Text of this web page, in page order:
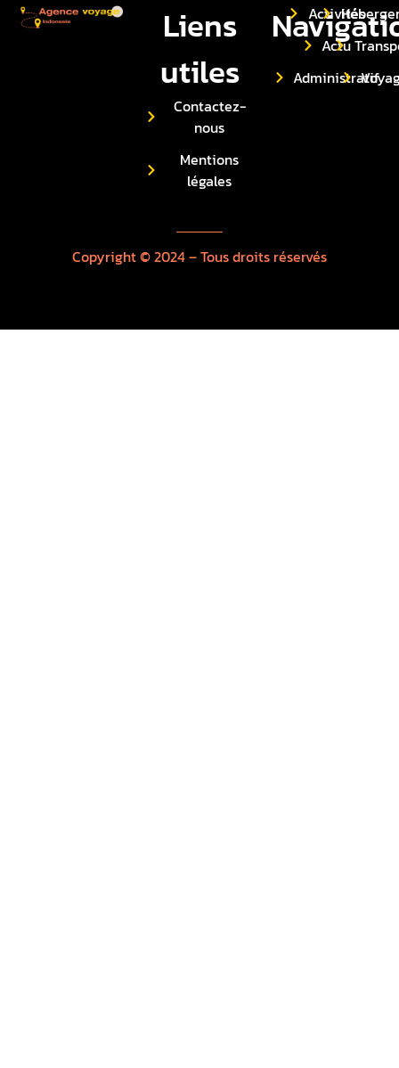
Liens
utiles
Contactez-
nous
Mentions
légales
Activités
Actu
Administratif
Copyright © 2024 – Tous droits réservés